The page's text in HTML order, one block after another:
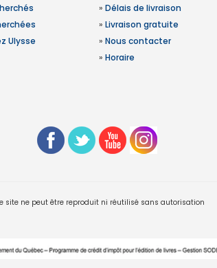
Ulysse
» Délais de livraison
» Livraison gratuite
» Nous contacter
» Horaire
site ne peut être reproduit ni réutilisé sans autorisation